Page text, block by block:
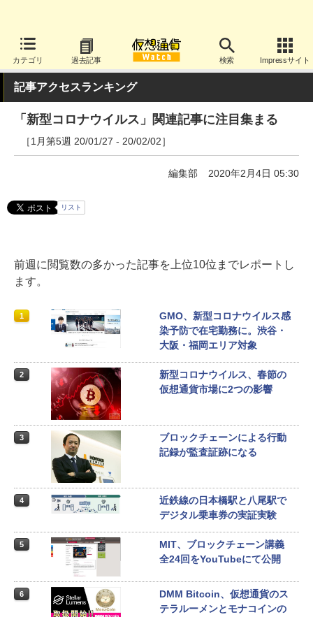
カテゴリ 過去記事 検索 Impressサイト
記事アクセスランキング
「新型コロナウイルス」関連記事に注目集まる
［1月第5週 20/01/27 - 20/02/02］
編集部 2020年2月4日 05:30
リスト
前週に閲覧数の多かった記事を上位10位までレポートし
ます。
1
GMO、新型コロナウイルス感
染予防で在宅勤務に。渋谷・
大阪・福岡エリア対象
2
新型コロナウイルス、春節の
仮想通貨市場に2つの影響
3
ブロックチェーンによる行動
記録が監査証跡になる
4
近鉄線の日本橋駅と八尾駅で
デジタル乗車券の実証実験
5
MIT、ブロックチェーン講義
全24回をYouTubeにて公開
6
DMM Bitcoin、仮想通貨のス
テラルーメンとモナコインの